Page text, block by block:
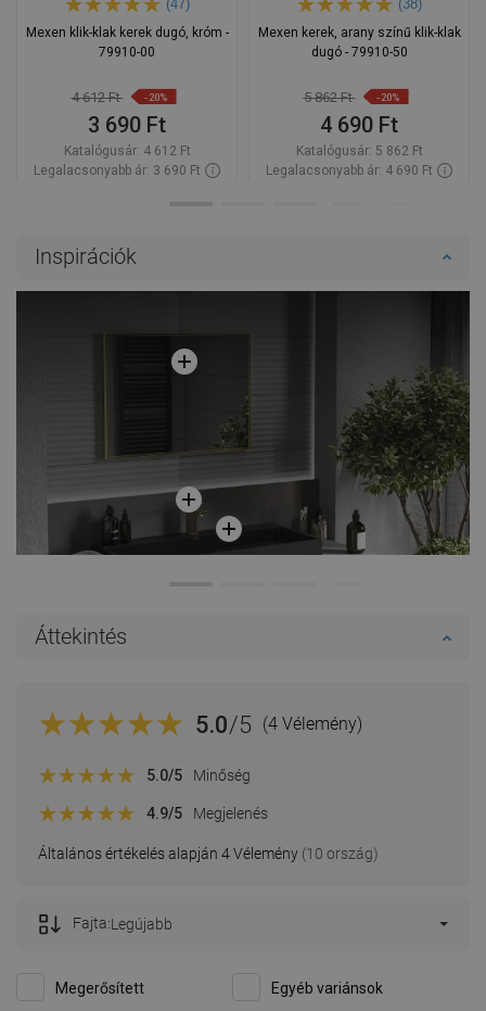
(47)
Mexen klik-klak kerek dugó, króm -
79910-00
4 612 Ft -20%
3 690 Ft
Katalógusár: 4 612 Ft
Legalacsonyabb ár: 3 690 Ft
Hasonlítsa
(38)
Mexen kerek, arany színű klik-klak
dugó - 79910-50
5 862 Ft -20%
4 690 Ft
Katalógusár: 5 862 Ft
Legalacsonyabb ár: 4 690 Ft
Inspirációk
Áttekintés
5.0/5 (4 Vélemény)
Általános értékelés alapján 4 Vélemény (10 ország)
5.0/5 Minőség
4.9/5 Megjelenés
Megerősített Egyéb variánsok
Fajta:Legújabb